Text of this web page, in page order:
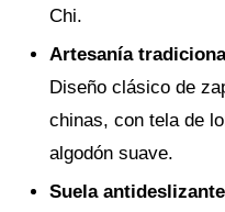
Chi.
Artesanía
Diseño clásico de
chinas, con tela de
algodón suave.
Suela